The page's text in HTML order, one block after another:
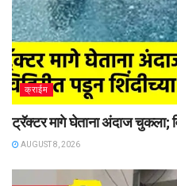
क्राईम
ट्रॅक्टर मागे घेताना अंदाज चुकला;
AUGUST 8, 2026